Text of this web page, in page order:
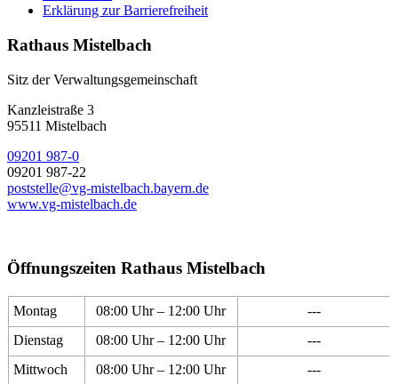
Erklärung zur Barrierefreiheit
Rathaus Mistelbach
Sitz der Verwaltungsgemeinschaft
Kanzleistraße 3
95511 Mistelbach
09201 987-0
09201 987-22
poststelle@vg-mistelbach.bayern.de
www.vg-mistelbach.de
Öffnungszeiten Rathaus Mistelbach
Montag 08:00 Uhr – 12:00 Uhr
---
Dienstag
08:00 Uhr – 12:00 Uhr
---
Mittwoch
08:00 Uhr – 12:00 Uhr
---